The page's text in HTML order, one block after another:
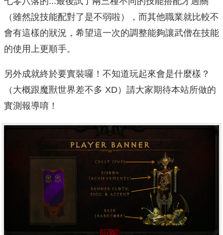
（雖然說技能配對了是不弱啦），而其他職業就比較不
會有這樣的狀況，希望這一次的調整能夠讓武僧在技能
的使用上更順手。
另外成就終於要實裝囉！不知道玩起來會是什麼樣？
（大概跟魔獸世界差不多 XD）請大家期待本站所做的
實測報導唷！